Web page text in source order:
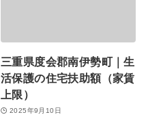
三重県度会郡南伊勢町｜生
活保護の住宅扶助額（家賃
上限）
2025年9月10日